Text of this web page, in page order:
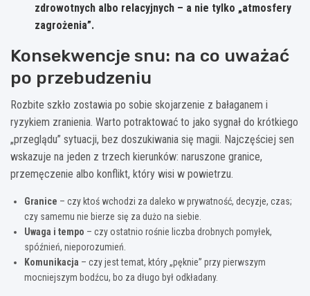
zdrowotnych albo relacyjnych – a nie tylko „atmosfery
zagrożenia”.
Konsekwencje snu: na co uważać
po przebudzeniu
Rozbite szkło zostawia po sobie skojarzenie z bałaganem i
ryzykiem zranienia. Warto potraktować to jako sygnał do krótkiego
„przeglądu” sytuacji, bez doszukiwania się magii. Najczęściej sen
wskazuje na jeden z trzech kierunków: naruszone granice,
przemęczenie albo konflikt, który wisi w powietrzu.
Granice – czy ktoś wchodzi za daleko w prywatność, decyzje, czas;
czy samemu nie bierze się za dużo na siebie.
Uwaga i tempo – czy ostatnio rośnie liczba drobnych pomyłek,
spóźnień, nieporozumień.
Komunikacja – czy jest temat, który „pęknie” przy pierwszym
mocniejszym bodźcu, bo za długo był odkładany.